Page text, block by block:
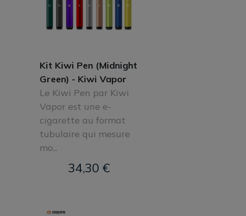
Kit Kiwi Pen (Midnight
Green) - Kiwi Vapor
Le Kiwi Pen par Kiwi
Vapor est une e-
cigarette au format
tubulaire qui mesure
mo...
34,30 €